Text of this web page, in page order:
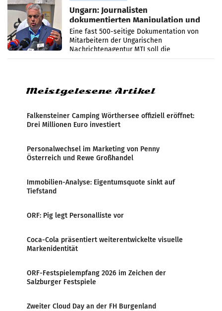
Ungarn: Journalisten
dokumentierten Manipulation und
Zensur
Eine fast 500-seitige Dokumentation von
Mitarbeitern der Ungarischen
Nachrichtenagentur MTI soll die
systematische Nachrichten-Manipulation und
Meistgelesene Artikel
Falkensteiner Camping Wörthersee offiziell eröffnet:
Drei Millionen Euro investiert
Personalwechsel im Marketing von Penny
Österreich und Rewe Großhandel
Immobilien-Analyse: Eigentumsquote sinkt auf
Tiefstand
ORF: Pig legt Personalliste vor
Coca-Cola präsentiert weiterentwickelte visuelle
Markenidentität
ORF-Festspielempfang 2026 im Zeichen der
Salzburger Festspiele
Zweiter Cloud Day an der FH Burgenland